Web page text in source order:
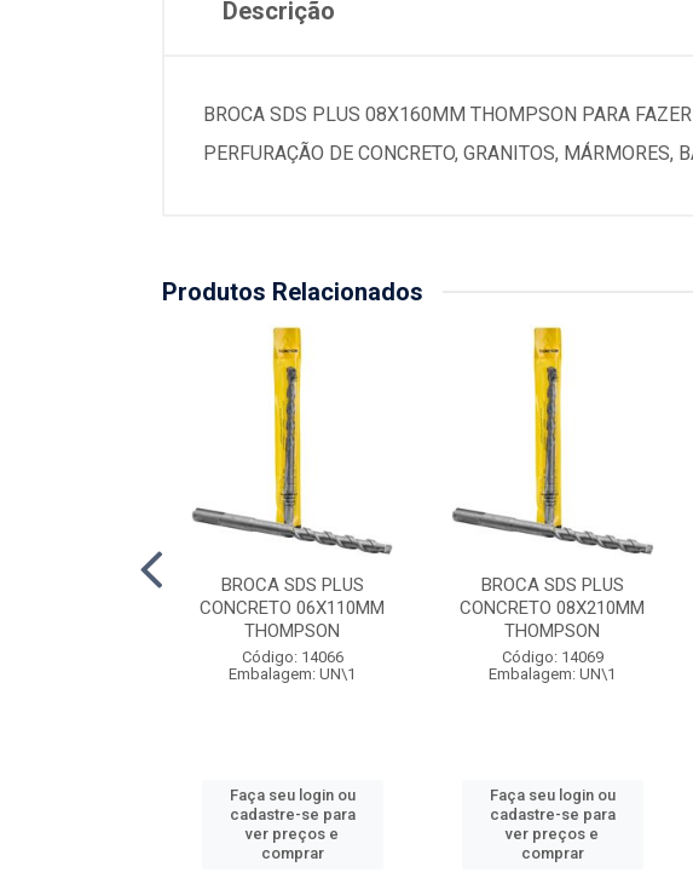
Descrição
BROCA SDS PLUS 08X160MM THOMPSON PARA
PERFURAÇÃO DE CONCRETO, GRANITOS,
Produtos Relacionados
BROCA SDS PLUS
CONCRETO 06X110MM
THOMPSON
Código: 14066
Embalagem: UN\1
Faça seu login ou
cadastre-se para
ver preços e
comprar
BROCA SDS PLUS
CONCRETO 08X210MM
THOMPSON
Código: 14069
Embalagem: UN\1
Faça seu login ou
cadastre-se para
ver preços e
comprar